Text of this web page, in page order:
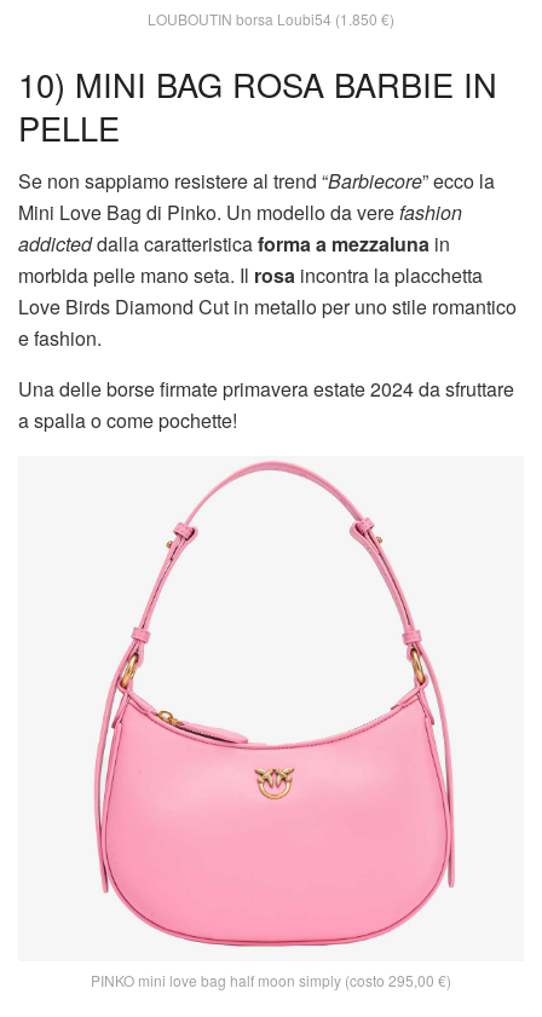
LOUBOUTIN borsa Loubi54 (1.850 €)
10) MINI BAG ROSA BARBIE IN
PELLE
Se non sappiamo resistere al trend “Barbiecore” ecco la
Mini Love Bag di Pinko. Un modello da verefashion
addicteddalla caratteristicaforma a mezzaluna in
morbida pelle mano seta. Il rosa incontra la placchetta
Love Birds Diamond Cut in metallo per uno stile romantico
e fashion.
Una delle borse firmate primavera estate 2024 da sfruttare
a spalla o come pochette!
PINKO mini love bag half moon simply (costo 295,00 €)